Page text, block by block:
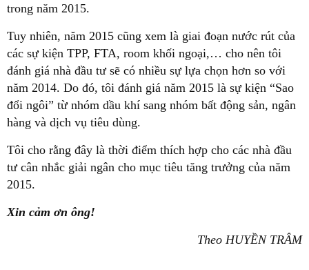
trong năm 2015.
Tuy nhiên, năm 2015 cũng xem là giai đoạn nước rút của
các sự kiện TPP, FTA, room khối ngoại,… cho nên tôi
đánh giá nhà đầu tư sẽ có nhiều sự lựa chọn hơn so với
năm 2014. Do đó, tôi đánh giá năm 2015 là sự kiện “Sao
đổi ngôi” từ nhóm dầu khí sang nhóm bất động sản, ngân
hàng và dịch vụ tiêu dùng.
Tôi cho rằng đây là thời điểm thích hợp cho các nhà đầu
tư cân nhắc giải ngân cho mục tiêu tăng trưởng của năm
2015.
Xin cảm ơn ông!
Theo HUYỀN TRÂM